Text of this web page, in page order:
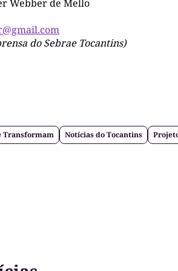
Webber de Mello
do Sebrae Tocantins)
Transformam Notícias do Tocantins